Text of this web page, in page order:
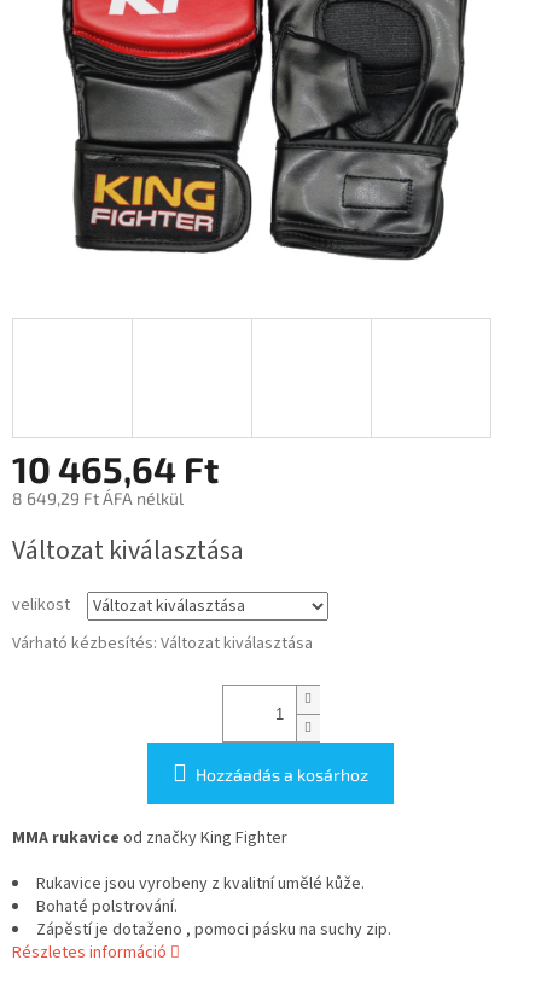
10 465,64 Ft
8 649,29 Ft ÁFA nélkül
Változat kiválasztása
velikost
Várható kézbesítés: Változat kiválasztása
Hozzáadás a kosárhoz
MMA rukavice od značky King Fighter
Rukavice jsou vyrobeny z kvalitní umělé kůže.
Bohaté polstrování.
Zápěstí je dotaženo , pomoci pásku na suchy zip.
Részletes információ